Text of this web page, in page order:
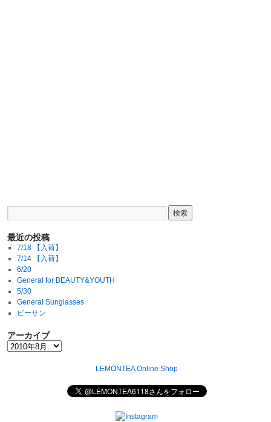
最近の投稿
7/18 【入荷】
7/14 【入荷】
6/20
General for BEAUTY&YOUTH
5/30
General Sunglasses
ビーサン
アーカイブ
LEMONTEA Online Shop